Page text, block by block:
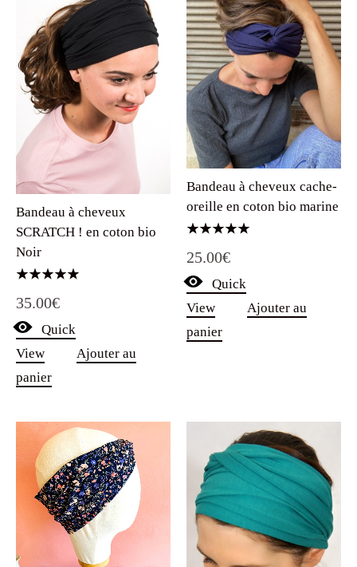
Bandeau à cheveux
SCRATCH ! en coton bio
Noir
5.00
sur 5
35.00€
Quick
View
Ajouter au
panier
Bandeau à cheveux cache-
oreille en coton bio marine
5.00
25.00€
Quick
View
Ajouter au
panier